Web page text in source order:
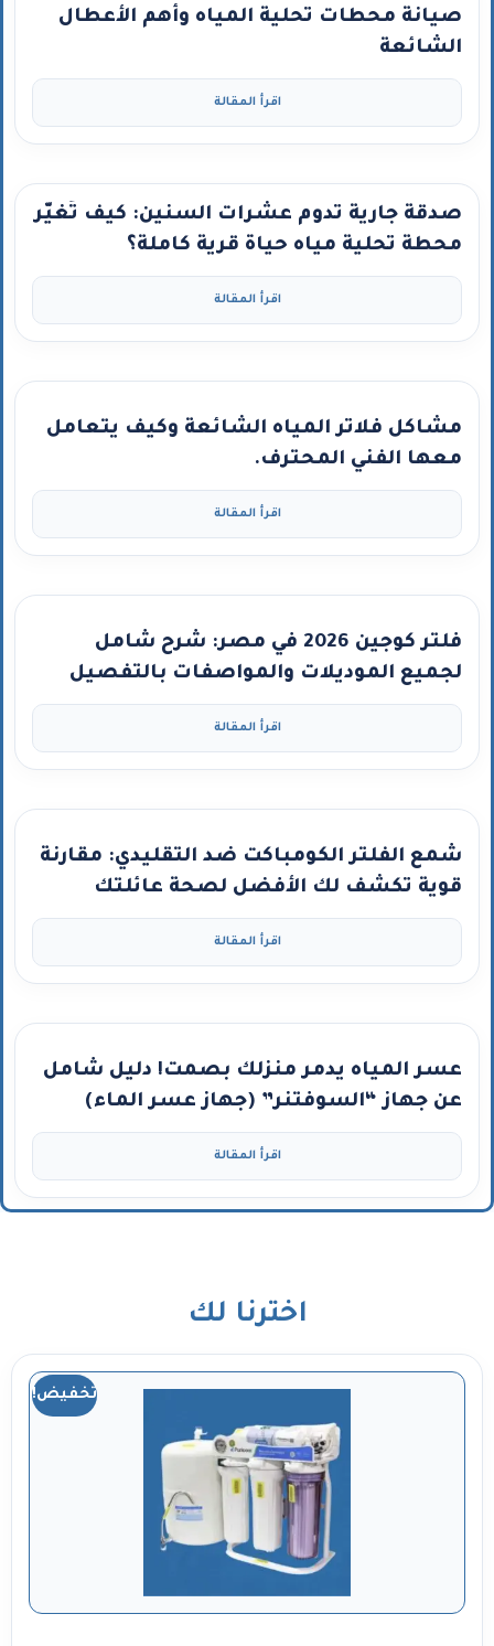
صيانة محطات تحلية المياه وأهم الأعطال
الشائعة
اقرأ المقالة
صدقة جارية تدوم عشرات السنين: كيف تُغيّر
محطة تحلية مياه حياة قرية كاملة؟
اقرأ المقالة
مشاكل فلاتر المياه الشائعة وكيف يتعامل
معها الفني المحترف.
اقرأ المقالة
فلتر كوجين 2026 في مصر: شرح شامل
لجميع الموديلات والمواصفات بالتفصيل
اقرأ المقالة
شمع الفلتر الكومباكت ضد التقليدي: مقارنة
قوية تكشف لك الأفضل لصحة عائلتك
اقرأ المقالة
عسر المياه يدمر منزلك بصمت! دليل شامل
عن جهاز “السوفتنر” (جهاز عسر الماء)
ومتى تحتاجه؟
اقرأ المقالة
اخترنا لك
تخفيض!